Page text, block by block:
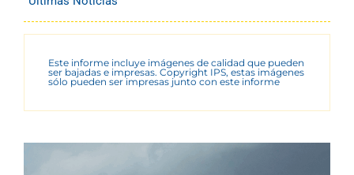
Este informe incluye imágenes de calidad que pueden
ser bajadas e impresas. Copyright IPS, estas imágenes
sólo pueden ser impresas junto con este informe